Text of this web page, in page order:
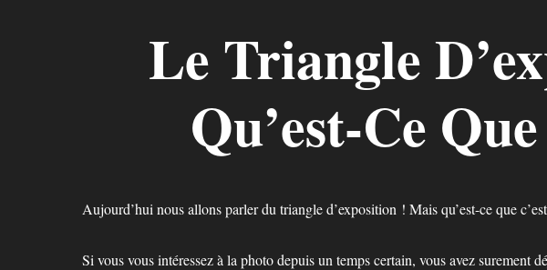
Le Triangle
Qu’est-Ce
Aujourd’hui nous allons parler du triangle d’exposition ! Mais qu’est-ce que
Si vous vous intéressez à la photo depuis un temps certain, vous avez surement